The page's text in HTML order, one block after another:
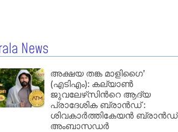
News
അക്ഷയ തങ്ക മാളിഗൈ’
(എടിഎം): കല്യാണ്‍
ജുവലേഴ്‌സിന്‍റെ ആദ്യ
പ്രാദേശിക ബ്രാന്‍ഡ് :
ശിവകാര്‍ത്തികേയന്‍ ബ്രാന്‍ഡ്
അംബാസഡര്‍